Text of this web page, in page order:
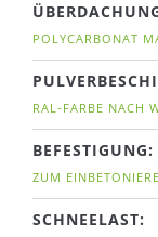
POLYCARBONAT
RAL-FARBE NACH
BEFESTIGUNG:
ZUM
SCHNEELAST: